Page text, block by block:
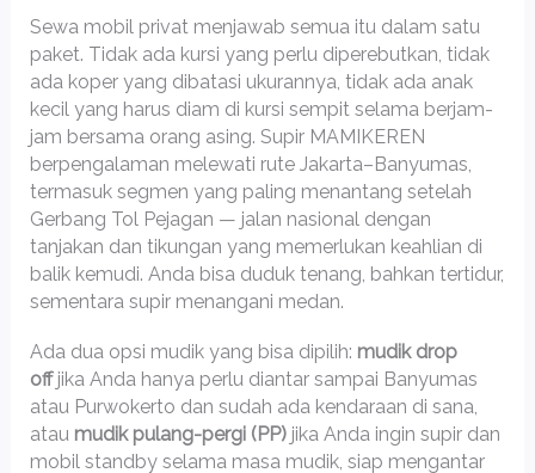
Sewa mobil privat menjawab semua itu dalam satu
paket. Tidak ada kursi yang perlu diperebutkan, tidak
ada koper yang dibatasi ukurannya, tidak ada anak
kecil yang harus diam di kursi sempit selama berjam-
jam bersama orang asing. Supir MAMIKEREN
berpengalaman melewati rute Jakarta–Banyumas,
termasuk segmen yang paling menantang setelah
Gerbang Tol Pejagan — jalan nasional dengan
tanjakan dan tikungan yang memerlukan keahlian di
balik kemudi. Anda bisa duduk tenang, bahkan tertidur,
sementara supir menangani medan.
Ada dua opsi mudik yang bisa dipilih: mudik drop
offjika Anda hanya perlu diantar sampai Banyumas
atau Purwokerto dan sudah ada kendaraan di sana,
atau mudik pulang-pergi (PP)jika Anda ingin supir dan
mobil standby selama masa mudik, siap mengantar